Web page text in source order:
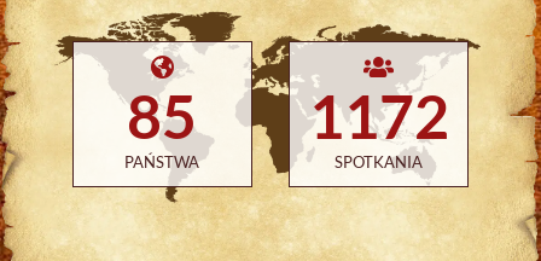
85
PAŃSTWA
1172
SPOTKANIA